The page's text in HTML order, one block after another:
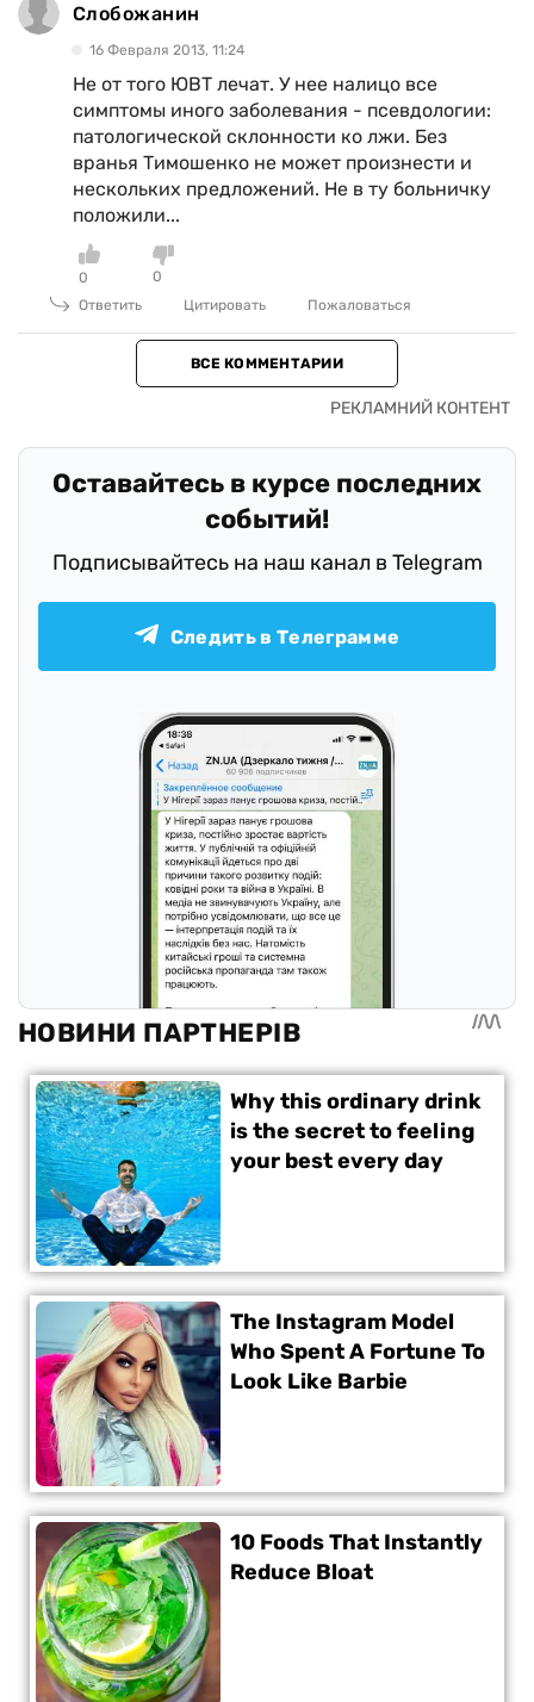
Слобожанин
16 Февраля 2013, 11:24
Не от того ЮВТ лечат. У нее налицо все
симптомы иного заболевания - псевдологии:
патологической склонности ко лжи. Без
вранья Тимошенко не может произнести и
нескольких предложений. Не в ту больничку
положили...
0
0
Ответить
Цитировать Пожаловаться
ВСЕ КОММЕНТАРИИ
Оставайтесь в курсе последних
событий!
Подписывайтесь на наш канал в Telegram
Следить в Телеграмме